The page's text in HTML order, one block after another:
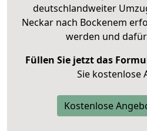
deutschlandweiter
Neckar nach Bockenem
werden und
Füllen Sie jetzt das
Sie kostenlose
Kostenlose